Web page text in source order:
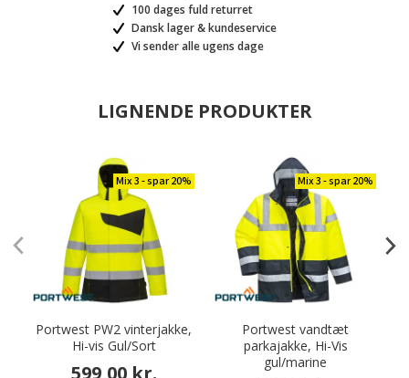
100 dages fuld returret
Dansk lager & kundeservice
Vi sender alle ugens dage
LIGNENDE PRODUKTER
Mix 3 - spar 20%
Portwest PW2 vinterjakke,
Hi-vis Gul/Sort
Mix 3 - spar 20%
Portwest vandtæt
parkajakke, Hi-Vis
gul/marine